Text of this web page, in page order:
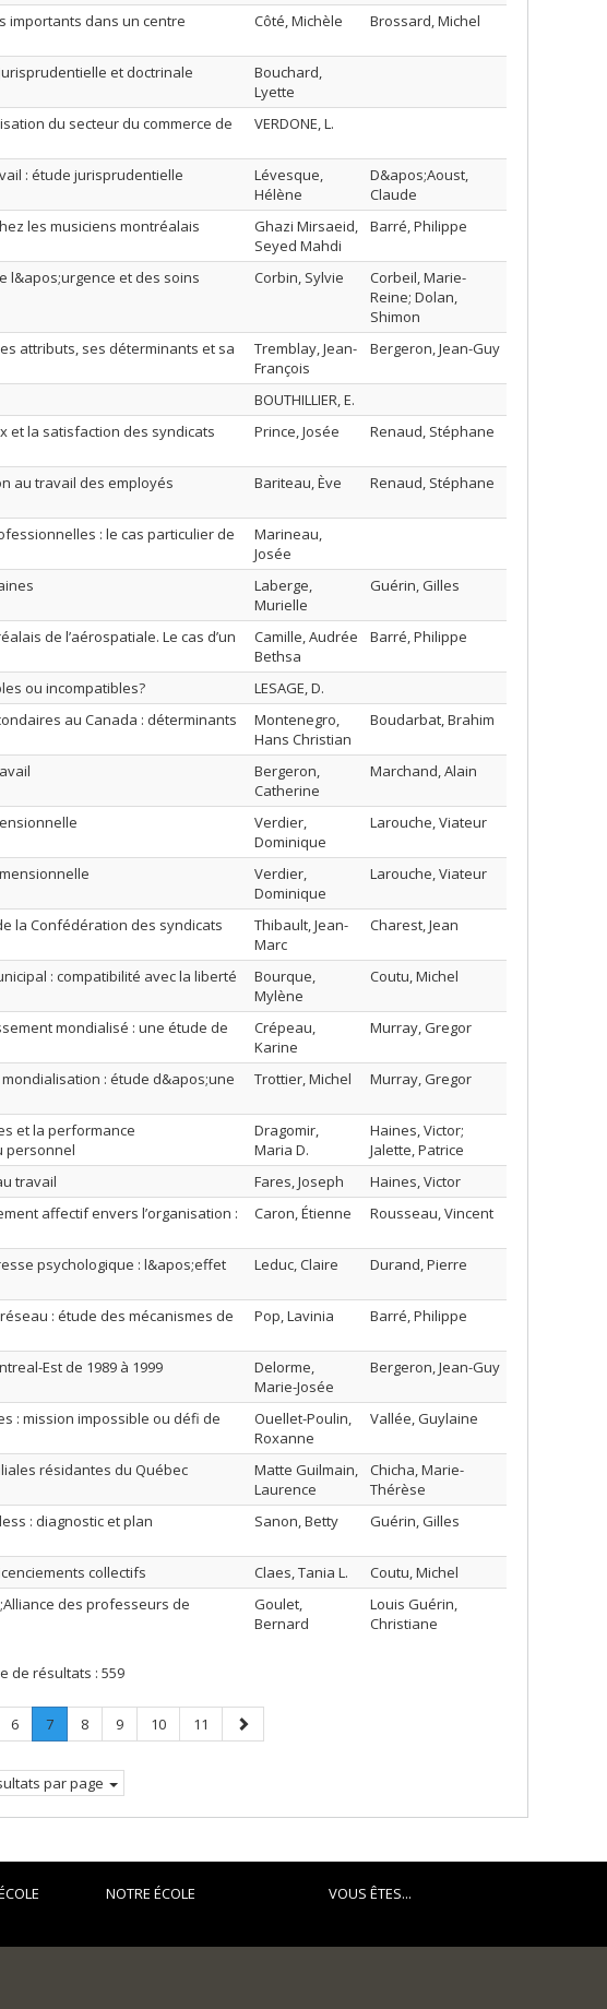
importants dans un centre
Côté, Michèle Brossard, Michel
et doctrinale
Bouchard,
Lyette
du secteur du commerce de
VERDONE, L.
: étude jurisprudentielle
Lévesque,
Hélène
D&apos;Aoust,
Claude
les musiciens montréalais
Ghazi Mirsaeid,
Seyed Mahdi
Barré, Philippe
l&apos;urgence et des soins
Corbin, Sylvie
Corbeil, Marie-
Reine; Dolan,
Shimon
attributs, ses déterminants et sa
Tremblay, Jean-
François
Bergeron, Jean-Guy
BOUTHILLIER, E.
et la satisfaction des syndicats
Prince, Josée Renaud, Stéphane
au travail des employés
Bariteau, Ève Renaud, Stéphane
: le cas particulier de
Marineau,
Josée
Laberge,
Murielle
Guérin, Gilles
de l’aérospatiale. Le cas d’un
Camille, Audrée
Bethsa
Barré, Philippe
ou incompatibles?
LESAGE, D.
au Canada : déterminants
Montenegro,
Hans Christian
Boudarbat, Brahim
Bergeron,
Catherine
Marchand, Alain
Verdier,
Dominique
Larouche, Viateur
Verdier,
Dominique
Larouche, Viateur
la Confédération des syndicats
Thibault, Jean-
Marc
Charest, Jean
: compatibilité avec la liberté
Bourque,
Mylène
Coutu, Michel
mondialisé : une étude de
Crépeau,
Karine
Murray, Gregor
: étude d&apos;une
Trottier, Michel Murray, Gregor
et la performance
personnel
Dragomir,
Maria D.
Haines, Victor;
Jalette, Patrice
travail Fares, Joseph
Haines, Victor
affectif envers l’organisation :
Caron, Étienne Rousseau, Vincent
psychologique : l&apos;effet
Leduc, Claire Durand, Pierre
: étude des mécanismes de
Pop, Lavinia Barré, Philippe
Est de 1989 à 1999
Delorme,
Marie-Josée
Bergeron, Jean-Guy
: mission impossible ou défi de
Ouellet-Poulin,
Roxanne
Vallée, Guylaine
résidantes du Québec
Matte Guilmain,
Laurence
Chicha, Marie-
Thérèse
: diagnostic et plan
Sanon, Betty Guérin, Gilles
collectifs Claes, Tania L.
Coutu, Michel
des professeurs de
Goulet,
Bernard
Louis Guérin,
Christiane
de résultats : 559
Page
6 Page
7.
Page
Page
8 Page
9 Page
10 Page
11
Page
suivante
par page
NOTRE ÉCOLE VOUS ÊTES...